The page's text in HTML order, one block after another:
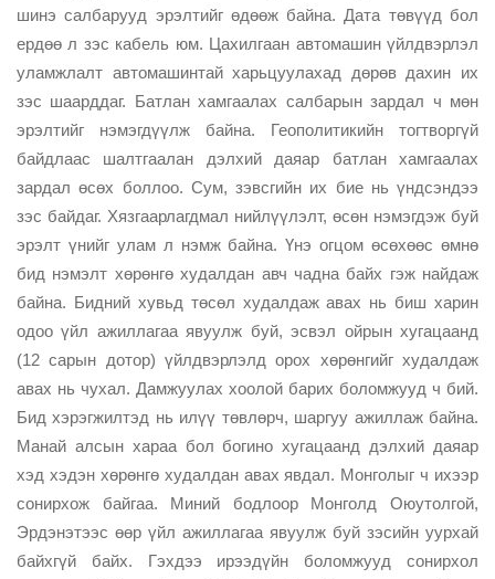
шинэ салбарууд эрэлтийг өдөөж байна. Дата төвүүд бол
ердөө л зэс кабель юм. Цахилгаан автомашин үйлдвэрлэл
уламжлалт автомашинтай харьцуулахад дөрөв дахин их
зэс шаарддаг. Батлан хамгаалах салбарын зардал ч мөн
эрэлтийг нэмэгдүүлж байна. Геополитикийн тогтворгүй
байдлаас шалтгаалан дэлхий даяар батлан хамгаалах
зардал өсөх боллоо. Сум, зэвсгийн их бие нь үндсэндээ
зэс байдаг. Хязгаарлагдмал нийлүүлэлт, өсөн нэмэгдэж буй
эрэлт үнийг улам л нэмж байна. Үнэ огцом өсөхөөс өмнө
бид нэмэлт хөрөнгө худалдан авч чадна байх гэж найдаж
байна. Бидний хувьд төсөл худалдаж авах нь биш харин
одоо үйл ажиллагаа явуулж буй, эсвэл ойрын хугацаанд
(12 сарын дотор) үйлдвэрлэлд орох хөрөнгийг худалдаж
авах нь чухал. Дамжуулах хоолой барих боломжууд ч бий.
Бид хэрэгжилтэд нь илүү төвлөрч, шаргуу ажиллаж байна.
Манай алсын хараа бол богино хугацаанд дэлхий даяар
хэд хэдэн хөрөнгө худалдан авах явдал. Монголыг ч ихээр
сонирхож байгаа. Миний бодлоор Монголд Оюутолгой,
Эрдэнэтээс өөр үйл ажиллагаа явуулж буй зэсийн уурхай
байхгүй байх. Гэхдээ ирээдүйн боломжууд сонирхол